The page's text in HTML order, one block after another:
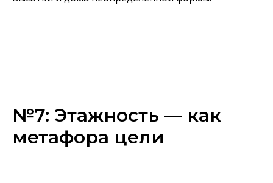
№7: Этажность — как
метафора цели